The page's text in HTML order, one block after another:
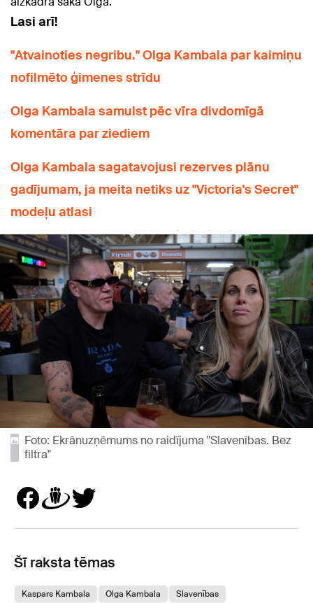
Lasi arī!
"Atvainoties negribu." Olga Kambala par kaimiņu
nofilmēto ģimenes strīdu
Olga Kambala samulst pēc vīra divdomīgā
komentāra par ziediem
Olga Kambala sagatavojusi rezerves plānu
gadījumam, ja meita netiks uz "Victoria's Secret"
modeļu atlasi
Foto: Ekrānuzņēmums no raidījuma "Slavenības. Bez
filtra"
Šī raksta tēmas
Kaspars Kambala Olga Kambala Slavenības